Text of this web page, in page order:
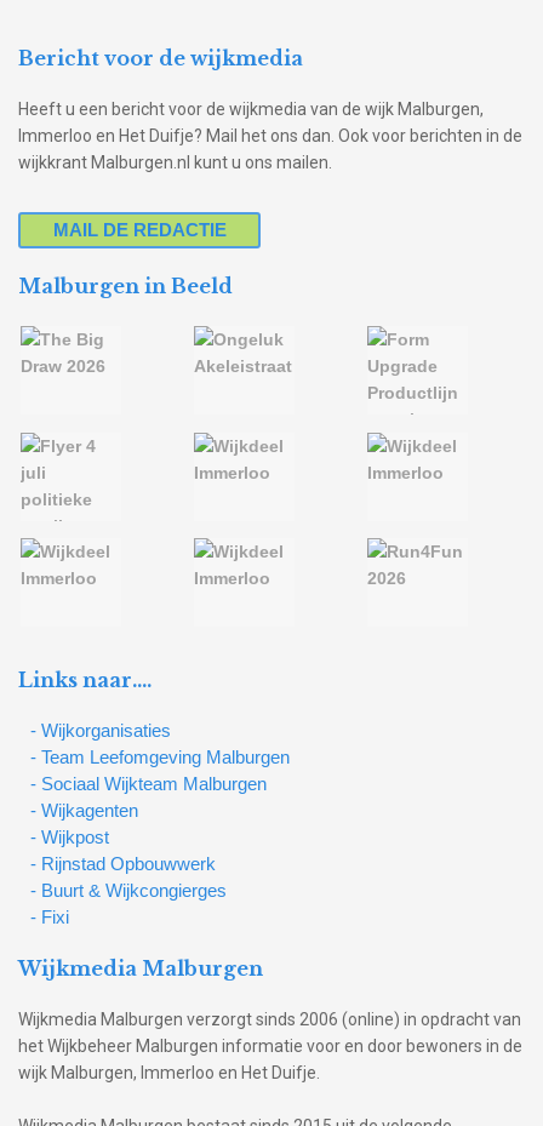
Bericht voor de wijkmedia
Heeft u een bericht voor de wijkmedia van de wijk Malburgen,
Immerloo en Het Duifje? Mail het ons dan. Ook voor berichten in de
wijkkrant Malburgen.nl kunt u ons mailen.
MAIL DE REDACTIE
Malburgen in Beeld
Links naar….
- Wijkorganisaties
- Team Leefomgeving Malburgen
- Sociaal Wijkteam Malburgen
- Wijkagenten
- Wijkpost
- Rijnstad Opbouwwerk
- Buurt & Wijkcongierges
- Fixi
Wijkmedia Malburgen
Wijkmedia Malburgen verzorgt sinds 2006 (online) in opdracht van
het Wijkbeheer Malburgen informatie voor en door bewoners in de
wijk Malburgen, Immerloo en Het Duifje.